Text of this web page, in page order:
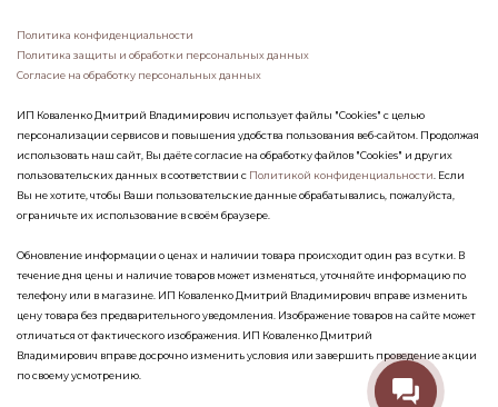
Политика конфиденциальности
Политика защиты и обработки персональных данных
Согласие на обработку персональных данных
ИП Коваленко Дмитрий Владимирович использует файлы "Cookies" с целью
персонализации сервисов и повышения удобства пользования веб-сайтом. Продолжая
использовать наш сайт, Вы даёте согласие на обработку файлов "Cookies" и других
пользовательских данных в соответствии с Политикой конфиденциальности . Если
Вы не хотите, чтобы Ваши пользовательские данные обрабатывались, пожалуйста,
ограничьте их использование в своём браузере.
Обновление информации о ценах и наличии товара происходит один раз в сутки. В
течение дня цены и наличие товаров может изменяться, уточняйте информацию по
телефону или в магазине. ИП Коваленко Дмитрий Владимирович вправе изменить
цену товара без предварительного уведомления. Изображение товаров на сайте может
отличаться от фактического изображения. ИП Коваленко Дмитрий
Владимирович вправе досрочно изменить условия или завершить проведение акции
по своему усмотрению.